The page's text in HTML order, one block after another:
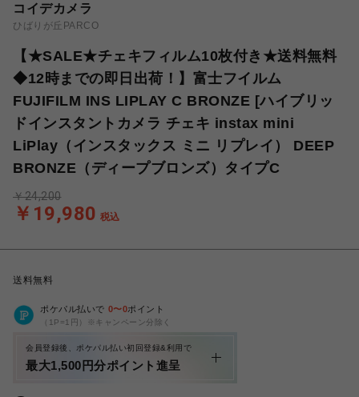
コイデカメラ
ひばりが丘PARCO
【★SALE★チェキフィルム10枚付き★送料無料
◆12時までの即日出荷！】富士フイルム
FUJIFILM INS LIPLAY C BRONZE [ハイブリッ
ドインスタントカメラ チェキ instax mini
LiPlay（インスタックス ミニ リプレイ） DEEP
BRONZE（ディープブロンズ）タイプC
￥19,980 税込
￥24,200
送料無料
ポケパル払いで 0〜0ポイント
（1P=1円）※キャンペーン分除く
会員登録後、ポケパル払い初回登録&利用で
最大1,500円分ポイント進呈